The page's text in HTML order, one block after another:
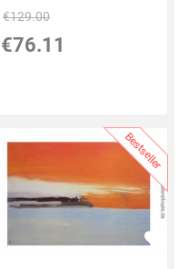
€129.00
€76.11
Bestseller